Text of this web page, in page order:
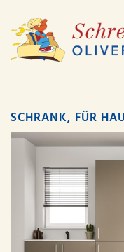
SCHRANK, FÜR